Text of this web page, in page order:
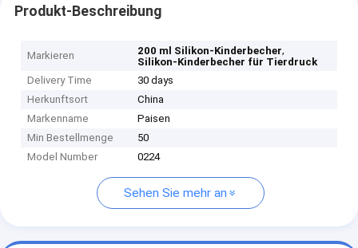
Produkt-Beschreibung
Markieren 200 ml Silikon-Kinderbecher,
Silikon-Kinderbecher für Tierdruck
Delivery Time
30 days
Herkunftsort
China
Markenname
Paisen
Min Bestellmenge
50
Model Number
0224
Sehen Sie mehr an